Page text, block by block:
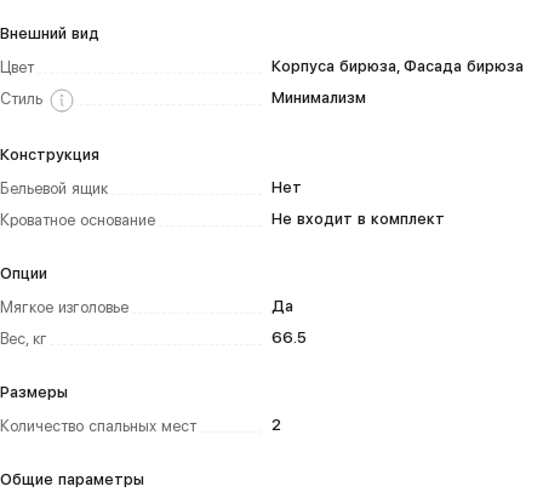
Внешний вид
Цвет
Корпуса бирюза, Фасада бирюза
Стиль
Минимализм
Конструкция
Бельевой ящик
Нет
Кроватное основание
Не входит в комплект
Опции
Мягкое изголовье
Да
Вес, кг
66.5
Размеры
Количество спальных мест
2
Общие параметры